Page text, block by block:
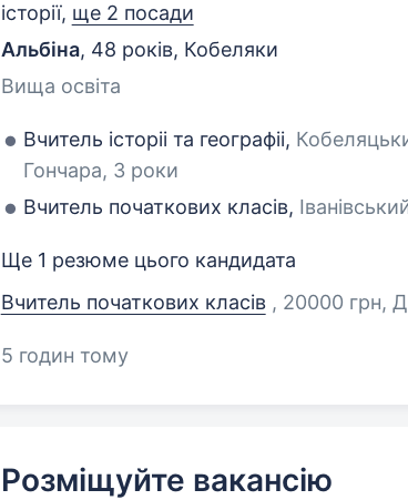
історії, ще 2 посади
Альбіна, 48 років, Кобеляки
Вища освіта
Вчитель історіі та географіі,
Гончара, 3 роки
Вчитель початкових класів,
Ще 1 резюме цього кандидата
Вчитель початкових класів , 20000 грн,
5 годин тому
Розміщуйте вакансію